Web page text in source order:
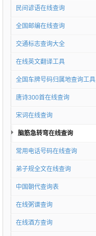
民间谚语在线查询
全国邮编在线查询
交通标志查询大全
在线英文翻译工具
全国车牌号码归属地查询工具
唐诗300首在线查询
宋词在线查询
脑筋急转弯在线查询
常用电话号码在线查询
弟子规全文在线查询
中国朝代查询表
在线粥谱查询
在线酒方查询